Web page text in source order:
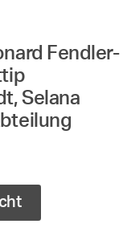
Fendler-
Selana